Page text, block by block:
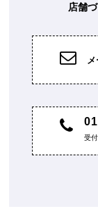
店舗
受